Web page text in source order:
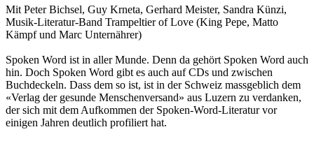
Mit Peter Bichsel, Guy Krneta, Gerhard Meister, Sandra Künzi,
Musik-Literatur-Band Trampeltier of Love (King Pepe, Matto
Kämpf und Marc Unternährer)
Spoken Word ist in aller Munde. Denn da gehört Spoken Word auch
hin. Doch Spoken Word gibt es auch auf CDs und zwischen
Buchdeckeln. Dass dem so ist, ist in der Schweiz massgeblich dem
«Verlag der gesunde Menschenversand» aus Luzern zu verdanken,
der sich mit dem Aufkommen der Spoken-Word-Literatur vor
einigen Jahren deutlich profiliert hat.